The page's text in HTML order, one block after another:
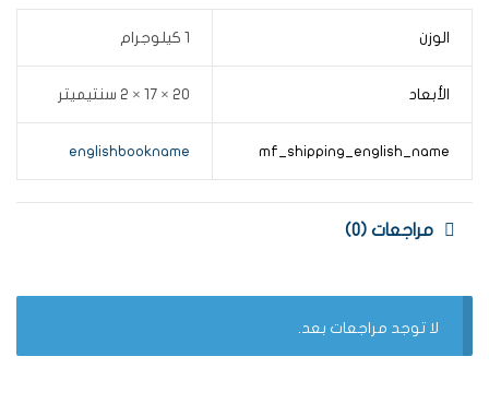
الوزن 1 كيلوجرام
الأبعاد 20 × 17 × 2 سنتيميتر
mf_shipping_english_name
englishbookname
مراجعات (0)
لا توجد مراجعات بعد.